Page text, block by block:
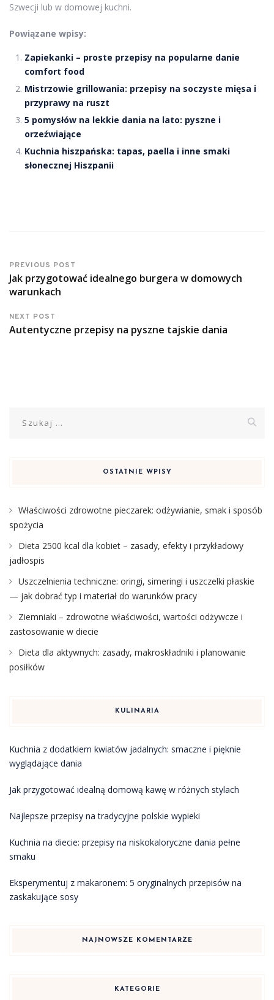
Szwecji lub w domowej kuchni.
Powiązane wpisy:
Zapiekanki – proste przepisy na popularne danie
comfort food
Mistrzowie grillowania: przepisy na soczyste mięsa i
przyprawy na ruszt
5 pomysłów na lekkie dania na lato: pyszne i
orzeźwiające
Kuchnia hiszpańska: tapas, paella i inne smaki
słonecznej Hiszpanii
PREVIOUS POST
Jak przygotować idealnego burgera w domowych
warunkach
NEXT POST
Autentyczne przepisy na pyszne tajskie dania
OSTATNIE WPISY
Właściwości zdrowotne pieczarek: odżywianie, smak i sposób
spożycia
Dieta 2500 kcal dla kobiet – zasady, efekty i przykładowy
jadłospis
Uszczelnienia techniczne: oringi, simeringi i uszczelki płaskie
— jak dobrać typ i materiał do warunków pracy
Ziemniaki – zdrowotne właściwości, wartości odżywcze i
zastosowanie w diecie
Dieta dla aktywnych: zasady, makroskładniki i planowanie
posiłków
KULINARIA
Kuchnia z dodatkiem kwiatów jadalnych: smaczne i pięknie
wyglądające dania
Jak przygotować idealną domową kawę w różnych stylach
Najlepsze przepisy na tradycyjne polskie wypieki
Kuchnia na diecie: przepisy na niskokaloryczne dania pełne
smaku
Eksperymentuj z makaronem: 5 oryginalnych przepisów na
zaskakujące sosy
NAJNOWSZE KOMENTARZE
KATEGORIE